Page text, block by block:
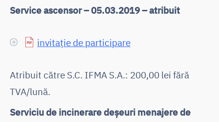
Service ascensor – 05.03.2019 – atribuit
invitație de participare
Atribuit către S.C. IFMA S.A.: 200,00 lei fără
TVA/lună.
Serviciu de incinerare deșeuri menajere de